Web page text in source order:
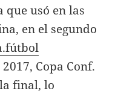
que usó en las
en el segundo
Copa Conf.
final, lo